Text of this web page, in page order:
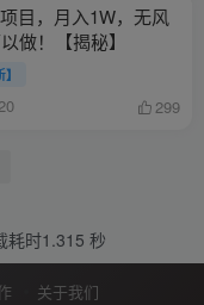
目，月入1W，无风
做！【揭秘】
299
耗时1.315 秒
关于我们